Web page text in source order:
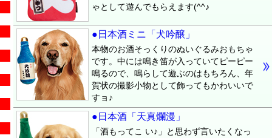
ゃとして遊んでもらえます(^^♪
●日本酒ミニ「犬吟醸」
本物のお酒そっくりのぬいぐるみおもちゃ
です。中には鳴き笛が入っていてピーピー
鳴るので、鳴らして遊ぶのはもちろん、年
賀状の撮影小物として飾ってもかわいいで
すョ♪
●日本酒「天真爛漫」
「酒もってこ い♪」と思わず言いたくなっ